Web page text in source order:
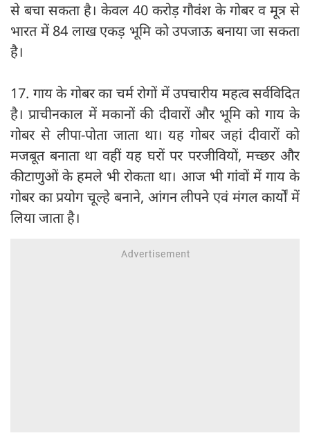
से बचा सकता है। केवल 40 करोड़ गौवंश के गोबर व मूत्र से
भारत में 84 लाख एकड़ भूमि को उपजाऊ बनाया जा सकता
है।
17. गाय के गोबर का चर्म रोगों में उपचारीय महत्व सर्वविदित
है। प्राचीनकाल में मकानों की दीवारों और भूमि को गाय के
गोबर से लीपा-पोता जाता था। यह गोबर जहां दीवारों को
मजबूत बनाता था वहीं यह घरों पर परजीवियों, मच्छर और
कीटाणुओं के हमले भी रोकता था। आज भी गांवों में गाय के
गोबर का प्रयोग चूल्हे बनाने, आंगन लीपने एवं मंगल कार्यों में
लिया जाता है।